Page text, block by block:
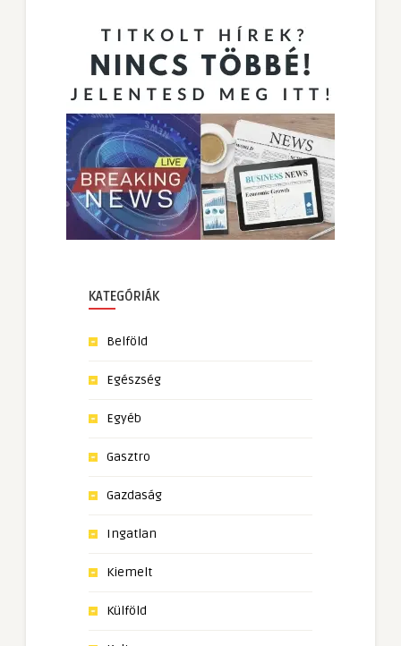
KATEGÓRIÁK
Belföld
Egészség
Egyéb
Gasztro
Gazdaság
Ingatlan
Kiemelt
Külföld